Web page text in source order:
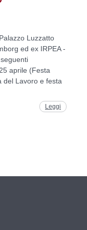
Luzzatto
ed ex IRPEA -
aprile (Festa
del Lavoro e festa
Leggi